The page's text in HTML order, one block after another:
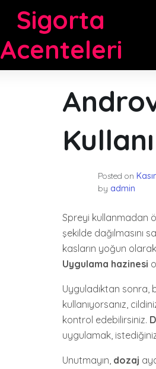
Sigorta
Acenteleri
Posted on
by admin
Spreyi kullanmadan
şekilde dağılmasını
kasların yoğun
Uygulama hazinesi
Uyguladıktan sonra,
kullanıyorsanız,
kontrol edebilirsiniz.
uygulamak,
Unutmayın, dozaj